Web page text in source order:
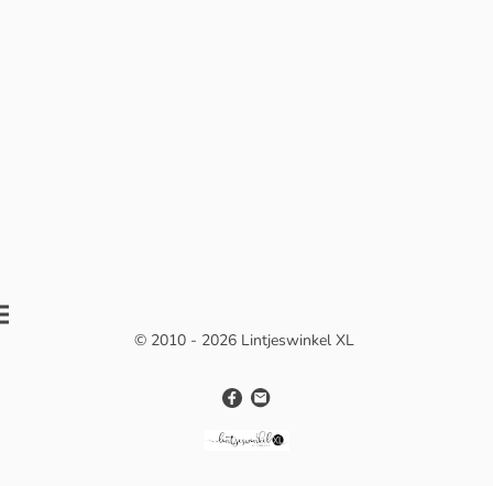
© 2010 - 2026 Lintjeswinkel XL